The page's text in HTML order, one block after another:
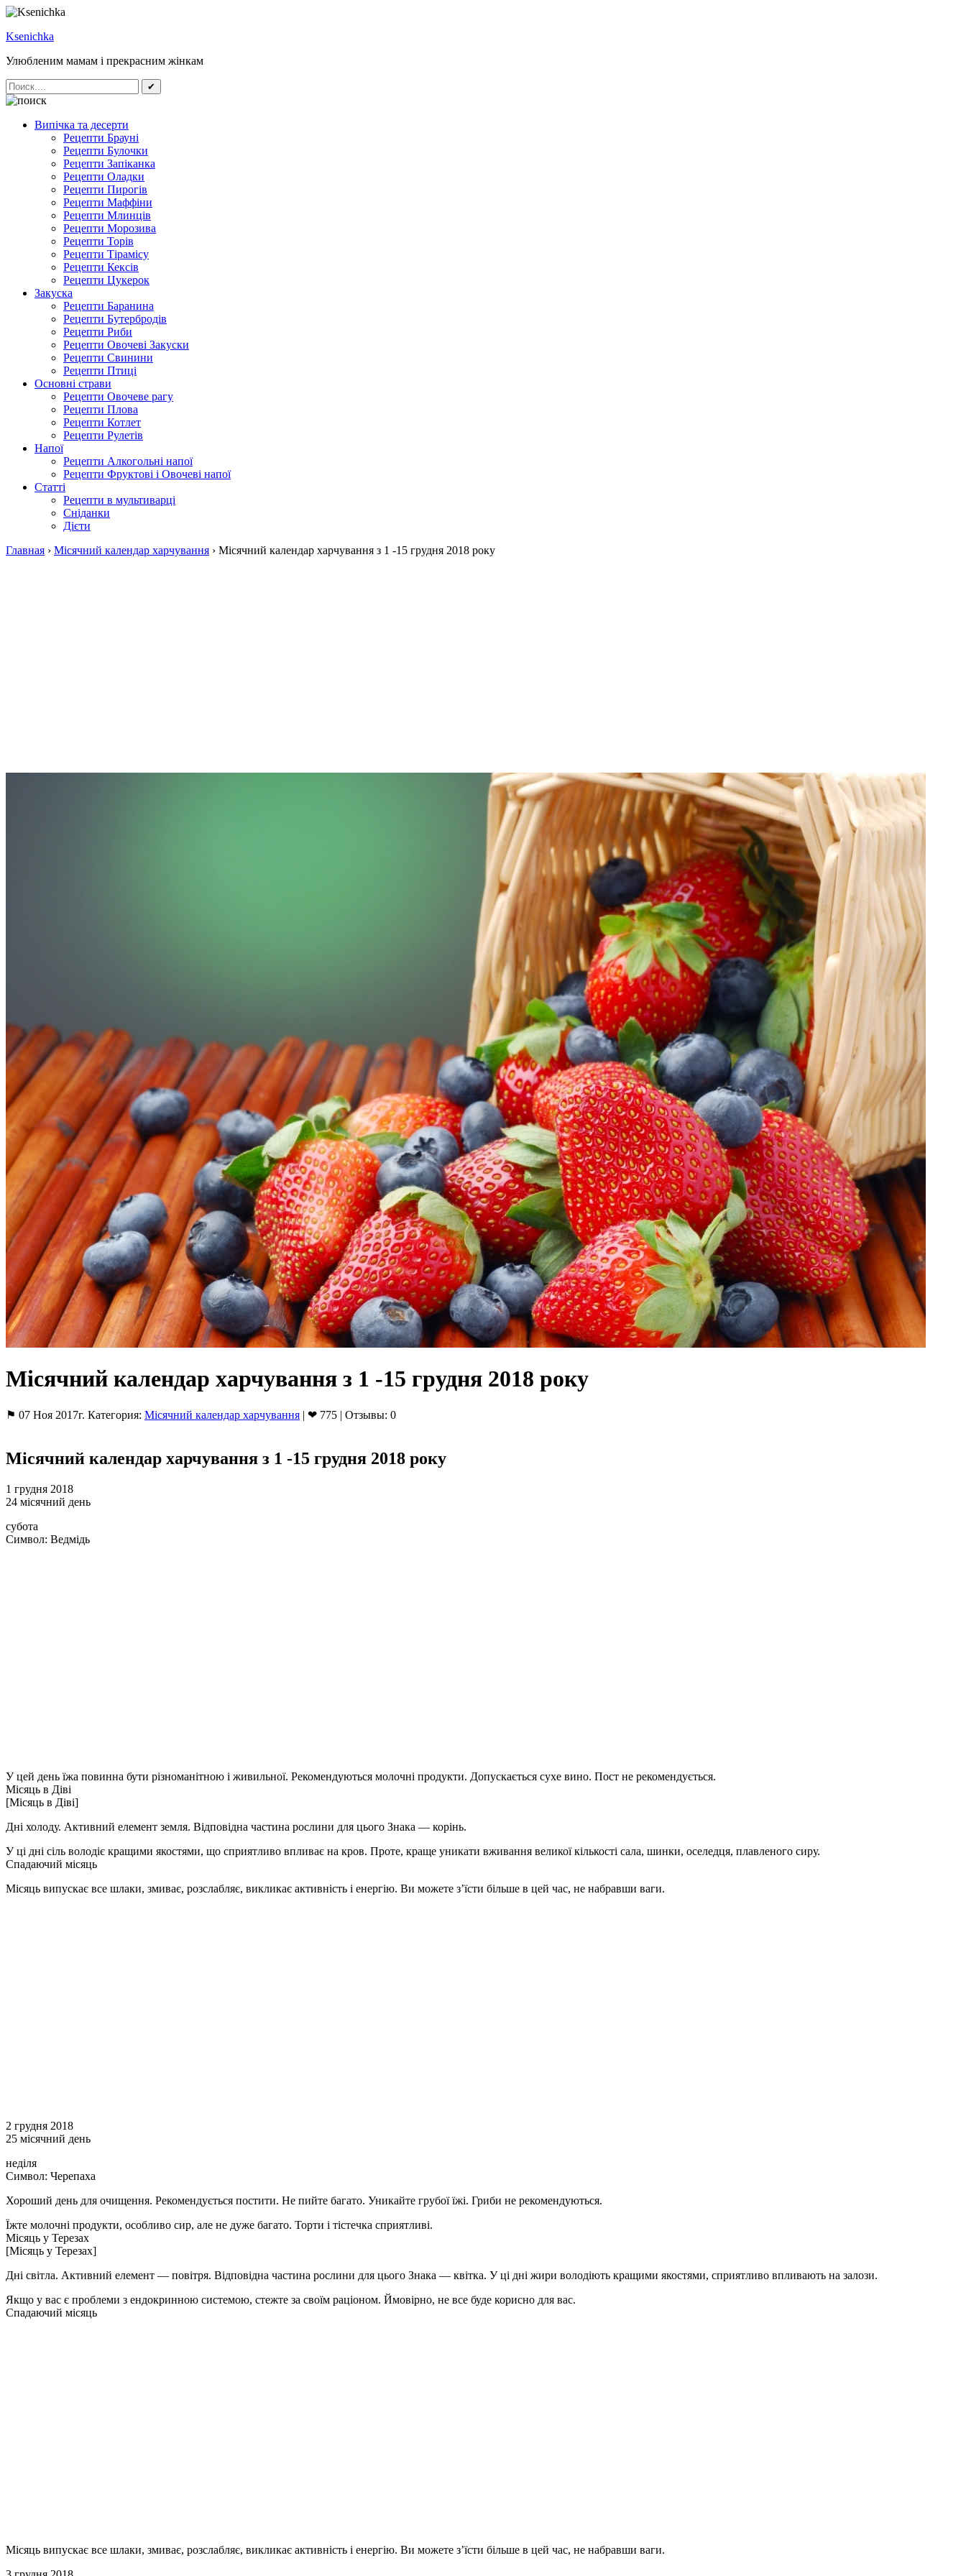
Ksenichka
Улюбленим мамам і прекрасним жінкам
✔
Випічка та десерти
Рецепти Брауні
Рецепти Булочки
Рецепти Запіканка
Рецепти Оладки
Рецепти Пирогів
Рецепти Маффіни
Рецепти Млинців
Рецепти Морозива
Рецепти Торів
Рецепти Тірамісу
Рецепти Кексів
Рецепти Цукерок
Закуска
Рецепти Баранина
Рецепти Бутербродів
Рецепти Риби
Рецепти Овочеві Закуски
Рецепти Свинини
Рецепти Птиці
Основні страви
Рецепти Овочеве рагу
Рецепти Плова
Рецепти Котлет
Рецепти Рулетів
Напої
Рецепти Алкогольні напої
Рецепти Фруктові і Овочеві напої
Статті
Рецепти в мультиварці
Сніданки
Дієти
Главная › Місячний календар харчування › Місячний календар харчування з 1 -15 грудня 2018 року
Місячний календар харчування з 1 -15 грудня 2018 року
⚑ 07 Ноя 2017г. Категория: Місячний календар харчування | ❤ 775 | Отзывы: 0
Місячний календар харчування з 1 -15 грудня 2018 року
1 грудня 2018
24 місячний день
субота
Символ: Ведмідь
У цей день їжа повинна бути різноманітною і живильної. Рекомендуються молочні продукти. Допускається сухе вино. Пост не рекомендується.
Місяць в Діві
[Місяць в Діві]
Дні холоду. Активний елемент земля. Відповідна частина рослини для цього Знака — корінь.
У ці дні сіль володіє кращими якостями, що сприятливо впливає на кров. Проте, краще уникати вживання великої кількості сала, шинки, оселедця, плавленого сиру.
Спадаючий місяць
Місяць випускає все шлаки, змиває, розслабляє, викликає активність і енергію. Ви можете з’їсти більше в цей час, не набравши ваги.
2 грудня 2018
25 місячний день
неділя
Символ: Черепаха
Хороший день для очищення. Рекомендується постити. Не пийте багато. Уникайте грубої їжі. Гриби не рекомендуються.
Їжте молочні продукти, особливо сир, але не дуже багато. Торти і тістечка сприятливі.
Місяць у Терезах
[Місяць у Терезах]
Дні світла. Активний елемент — повітря. Відповідна частина рослини для цього Знака — квітка. У ці дні жири володіють кращими якостями, сприятливо впливають на залози.
Якщо у вас є проблеми з ендокринною системою, стежте за своїм раціоном. Ймовірно, не все буде корисно для вас.
Спадаючий місяць
Місяць випускає все шлаки, змиває, розслабляє, викликає активність і енергію. Ви можете з’їсти більше в цей час, не набравши ваги.